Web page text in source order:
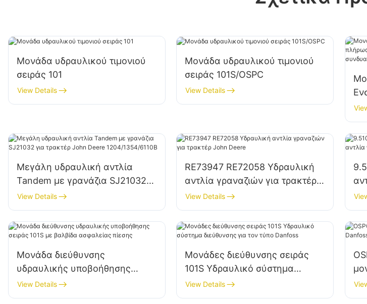
Μονάδα υδραυλικού τιμονιού
σειράς 101
View Details
Μονάδα υδραυλικού τιμονιού
σειράς 101S/OSPC
View Details
με
Μεγάλη υδραυλική αντλία
Tandem με γρανάζια SJ21032
για τρακτέρ John Deere
1204/1354/6110B
View Details
RE73947 RE72058 Υδραυλική
αντλία γραναζιών για τρακτέρ
John Deere
View Details
Μονάδα διεύθυνσης
υδραυλικής υποβοήθησης
σειράς 101S με βαλβίδα
ασφαλείας πίεσης
View Details
Μονάδες διεύθυνσης σειράς
101S Υδραυλικό σύστημα
διεύθυνσης για τον τύπο
Danfoss
View Details